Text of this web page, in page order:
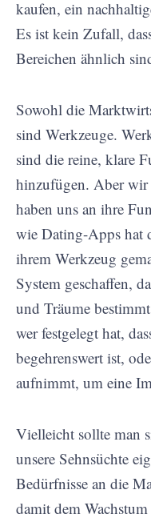
kaufen, ein
Es ist kein Zufall,
Bereichen ähnlich
Sowohl die
sind Werkzeuge.
sind die reine, klare
hinzufügen. Aber wir
haben uns an ihre
wie Dating-Apps hat
ihrem Werkzeug
System geschaffen,
und Träume
wer festgelegt hat,
begehrenswert ist,
aufnimmt, um eine
Vielleicht sollte man
unsere Sehnsüchte
Bedürfnisse an die
damit dem